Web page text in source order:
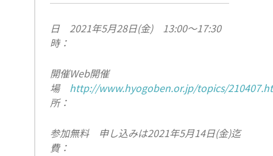
日
時：
2021年5月28日(金) 13:00～17:30
開催
場
所：
Web開催
http://www.hyogoben.or.jp/topics/
参加
費：
無料 申し込みは2021年5月14日(金)迄